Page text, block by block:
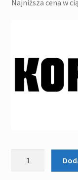
Najniższa cena w